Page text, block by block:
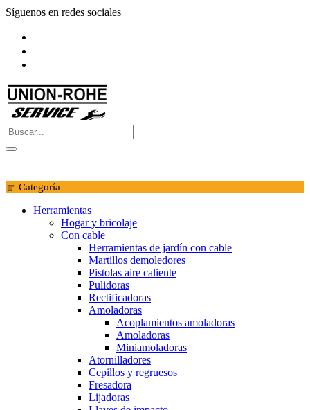
Saltar
contenido
Síguenos en redes sociales
Categoría
Herramientas
Hogar y bricolaje
Con cable
Herramientas de jardín con cable
Martillos demoledores
Pistolas aire caliente
Pulidoras
Rectificadoras
Amoladoras
Acoplamientos amoladoras
Amoladoras
Miniamoladoras
Atornilladores
Cepillos y regruesos
Fresadora
Lijadoras